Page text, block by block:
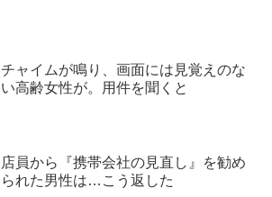
チャイムが鳴り、画面には見覚えのな
い高齢女性が。用件を聞くと
店員から『携帯会社の見直し』を勧め
られた男性は…こう返した